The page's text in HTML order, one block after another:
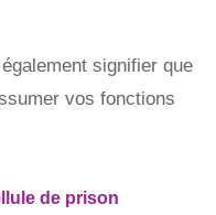
signifier que
vos fonctions
de prison